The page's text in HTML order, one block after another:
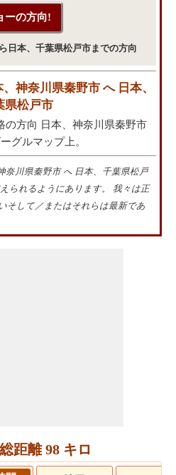
日本、千葉県松戸市までの方向
神奈川県秦野市 へ 日本、
県松戸市
の方向 日本、神奈川県秦野市
グルマップ上。
奈川県秦野市 へ 日本、千葉県松戸
られるようにあります。 我々は正
そして／またはそれらは最新であ
距離 98 キロ